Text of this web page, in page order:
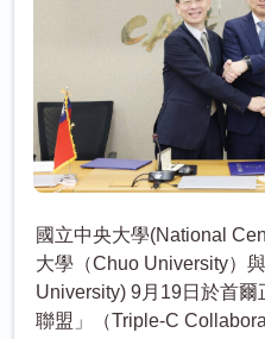
國立中央大學(National
大學（Chuo University）
University) 9月19日於首
聯盟」（Triple-C